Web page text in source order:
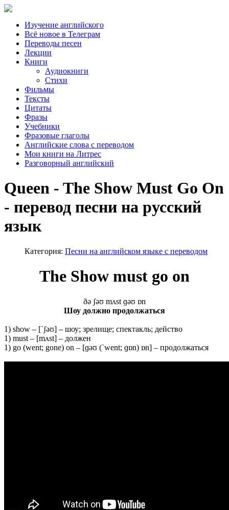
Изучение английского
Всё новое в Телеграм
Переводы песен
Лекции
Книги
Аудиокниги
Стихи
Фильмы
Тексты
Цитаты
Фразы
Учебники
Фразовые глаголы
Английские слова с переводом
Мои книги на Литрес
Разговорный английский
Queen - The Show Must Go On
- перевод песни на русский
язык
Категория: Песни на английском языке с переводом
The Show must go on
ðə ʃəʊ mʌst ɡəʊ ɒn
Шоу должно продолжаться
1) show – [ˈʃəʊ] – шоу; зрелище; спектакль; действо
1) must – [mʌst] – должен
1) go (went; gone) on – [ɡəʊ (ˈwent; ɡɒn) ɒn] – продолжаться